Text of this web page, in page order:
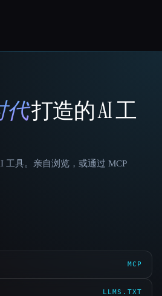
代打造的 AI 工
工具。亲自浏览，或通过 MCP
MCP
LLMS.TXT